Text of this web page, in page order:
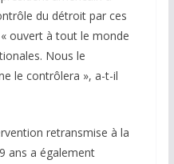
du détroit par ces
ouvert à tout le monde
Nous le
le contrôlera », a-t-il
retransmise à la
ans a également